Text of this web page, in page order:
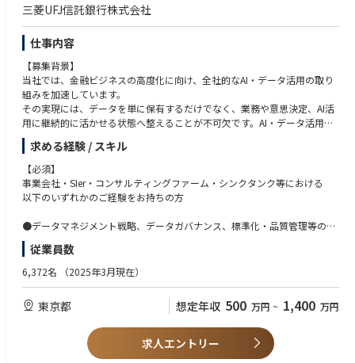
三菱UFJ信託銀行株式会社
仕事内容
【募集背景】
当社では、金融ビジネスの高度化に向け、全社的なAI・データ活用の取り
組みを加速しています。
その実現には、データを単に保有するだけでなく、業務や意思決定、AI活
用に継続的に活かせる状態へ整えることが不可欠です。AI・データ活用
を“構想”で終わらせず“実装”へ進めるため、全社横断でデータガバナン
ス・標準化・活用基盤の整備を担うデータマネジメント態勢の強化が重要
になっています。
今回の募集では、散在するデータを“使える資産”へ変え、事業部門と伴走
しながら、全社のAI・データ活用を支える仕組みづくりと実行推進をリー
●金融DXの中核に関われること
信託銀行ならではの多様な事業データを扱いながら、全社横断のデータ活
用基盤・運営の仕組みを、ゼロベースに近い段階から設計・構築できま
単なるルール整備や基盤運用ではなく、データガバナンス・標準化・基盤
構想を通じて、AI・分析・意思決定が機能するための土台づくりに携われ
求める経験 / スキル
【必須】
事業会社・SIer・コンサルティングファーム・シンクタンク等における
以下のいずれかのご経験をお持ちの方
●データマネジメント戦略、データガバナンス、標準化・品質管理等の企
画・推進経験
●DX推進、DMO、IT企画、業務改革部門等におけるデータ活用・AI活用推
進経験
●AI・分析・レポーティングで活用するためのデータ整備・品質改善・運
用整備経験
●AI活用・高度分析・BI活用等の企画／導入／推進経験
従業員数
6,372名 （2025年3月現在）
東京都 想定年収 500 万円 ~ 1,400 万円
求人エントリー